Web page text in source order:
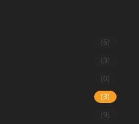
(6)
(3)
(0)
(3)
(9)